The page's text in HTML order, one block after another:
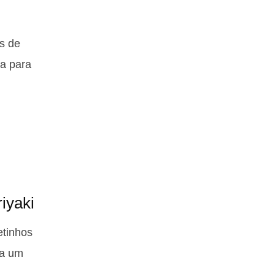
de
para
um